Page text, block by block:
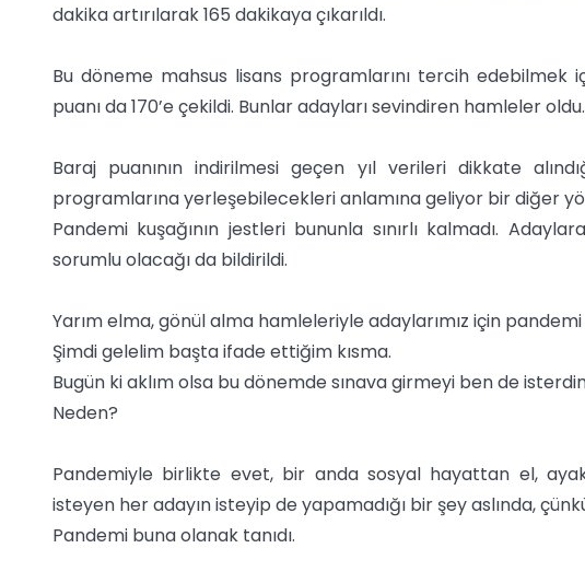
dakika artırılarak 165 dakikaya çıkarıldı.
Bu döneme mahsus lisans programlarını tercih edebilmek
puanı da 170’e çekildi. Bunlar adayları sevindiren hamleler oldu.
Baraj puanının indirilmesi geçen yıl verileri dikkate
programlarına yerleşebilecekleri anlamına geliyor bir diğer
Pandemi kuşağının jestleri bununla sınırlı kalmadı.
sorumlu olacağı da bildirildi.
Yarım elma, gönül alma hamleleriyle adaylarımız için
Şimdi gelelim başta ifade ettiğim kısma.
Bugün ki aklım olsa bu dönemde sınava girmeyi ben de
Neden?
Pandemiyle birlikte evet, bir anda sosyal hayattan el,
isteyen her adayın isteyip de yapamadığı bir şey aslında,
Pandemi buna olanak tanıdı.